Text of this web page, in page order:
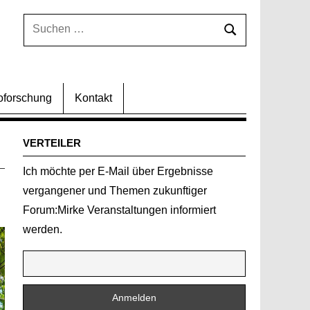
Suchen
Suchen
Kontakt
VERTEILER
Ich möchte per E-Mail über Ergebnisse
vergangener und Themen zukunftiger
Forum:Mirke Veranstaltungen informiert
werden.